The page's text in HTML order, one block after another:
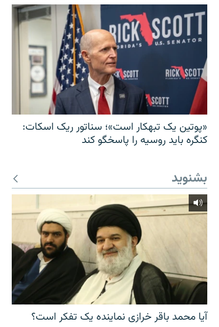
«پوتین یک تبهکار است»؛ سناتور ریک اسکات:
کنگره باید روسیه را پاسخگو کند
بشنوید
آیا محمد باقر خرازی نماینده یک تفکر است؟